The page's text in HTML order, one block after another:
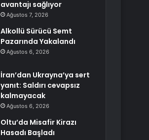
avantajı sağlıyor
Ağustos 7, 2026
Alkollü Sürücü Semt
Pazarında Yakalandı
Ağustos 6, 2026
İran’dan Ukrayna’ya sert
yanıt: Saldırı cevapsız
kalmayacak
Ağustos 6, 2026
Oltu’da Misafir Kirazı
Hasadı Başladı